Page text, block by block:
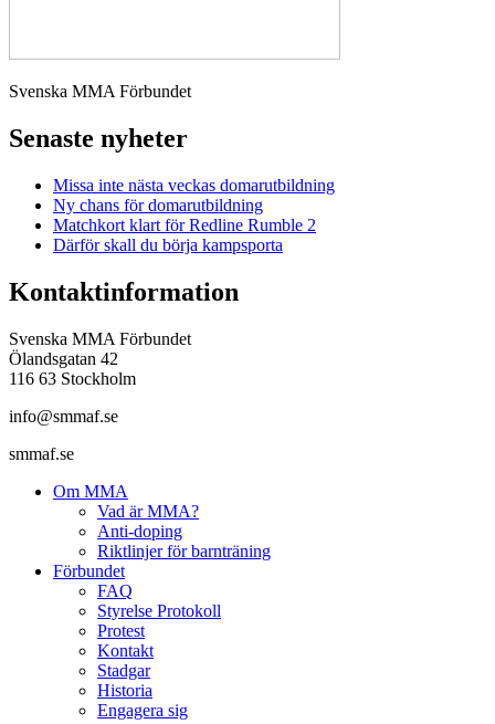
Svenska MMA Förbundet
Senaste nyheter
Missa inte nästa veckas domarutbildning
Ny chans för domarutbildning
Matchkort klart för Redline Rumble 2
Därför skall du börja kampsporta
Kontaktinformation
Svenska MMA Förbundet
Ölandsgatan 42
116 63 Stockholm
info@smmaf.se
smmaf.se
Om MMA
Vad är MMA?
Anti-doping
Riktlinjer för barnträning
Förbundet
FAQ
Styrelse Protokoll
Protest
Kontakt
Stadgar
Historia
Engagera sig